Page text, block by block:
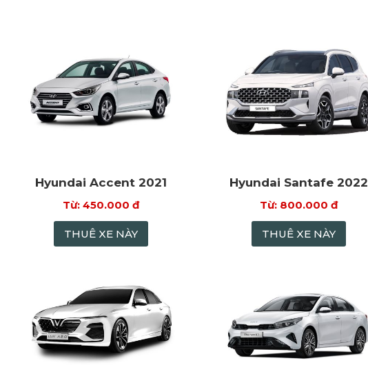
Hyundai Accent 2021
450.000 đ
THUÊ XE NÀY
Hyundai Santafe 2022
800.000 đ
THUÊ XE NÀY